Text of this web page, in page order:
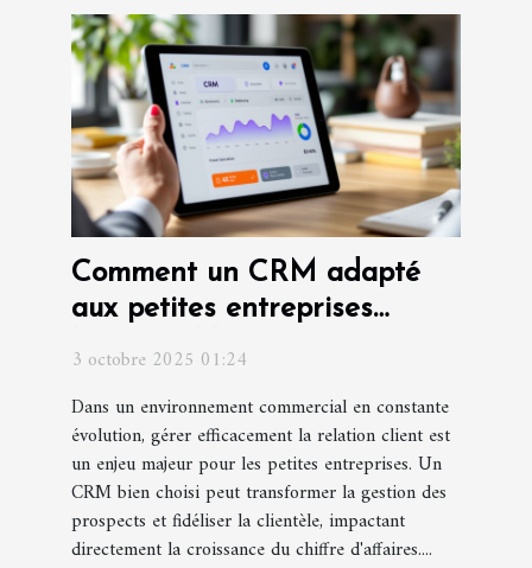
Comment un CRM adapté
aux petites entreprises
3 octobre 2025 01:24
Dans un environnement commercial en constante
évolution, gérer efficacement la relation client est
un enjeu majeur pour les petites entreprises. Un
CRM bien choisi peut transformer la gestion des
prospects et fidéliser la clientèle, impactant
directement la croissance du chiffre d'affaires....